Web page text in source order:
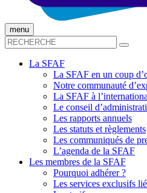
menu
La SFAF
La SFAF en un coup
Notre communauté
La SFAF à
Le conseil
Les rapports annuels
Les statuts et règlements
Les communiqués de
L’agenda de la SFAF
Les membres de la SFAF
Pourquoi adhérer ?
Les services exclusifs